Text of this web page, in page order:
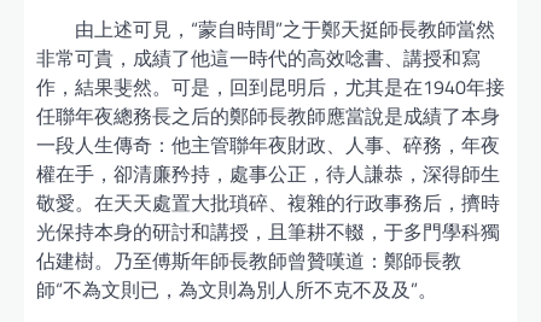
由上述可見，“蒙自時間”之于鄭天挺師長教師當然
非常可貴，成績了他這一時代的高效唸書、講授和寫
作，結果斐然。可是，回到昆明后，尤其是在1940年接
任聯年夜總務長之后的鄭師長教師應當說是成績了本身
一段人生傳奇：他主管聯年夜財政、人事、碎務，年夜
權在手，卻清廉矜持，處事公正，待人謙恭，深得師生
敬愛。在天天處置大批瑣碎、複雜的行政事務后，擠時
光保持本身的研討和講授，且筆耕不輟，于多門學科獨
佔建樹。乃至傅斯年師長教師曾贊嘆道：鄭師長教
師“不為文則已，為文則為別人所不克不及及”。